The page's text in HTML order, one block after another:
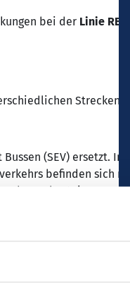
bei der Linie RB 90
(SEV) ersetzt. In
befinden sich
den Bahnsteigen und